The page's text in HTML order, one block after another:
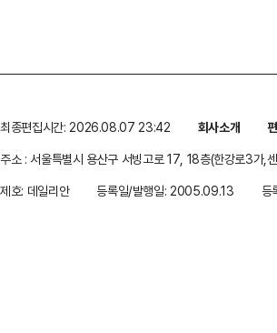
최종편집시간: 2026.08.07 23:42 회사소개
주소 : 서울특별시 용산구 서빙고로 17, 18층(한강로3가,
제호: 데일리안
등록일/발행일: 2005.09.13 등